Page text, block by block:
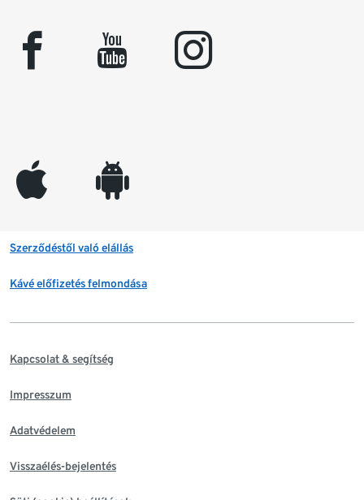
facebook youtube instagram
appleinc android
Szerződéstől való elállás
Kávé előfizetés felmondása
Kapcsolat & segítség
Impresszum
Adatvédelem
Visszaélés-bejelentés